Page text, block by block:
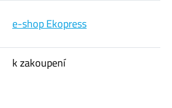
e-shop Ekopress
k zakoupení